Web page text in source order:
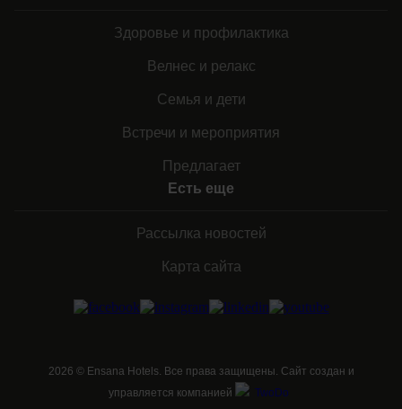
Здоровье и профилактика
Велнес и релакс
Семья и дети
Встречи и мероприятия
Предлагает
Есть еще
Рассылка новостей
Карта сайта
2026 © Ensana Hotels. Все права защищены. Сайт создан и
управляется компанией